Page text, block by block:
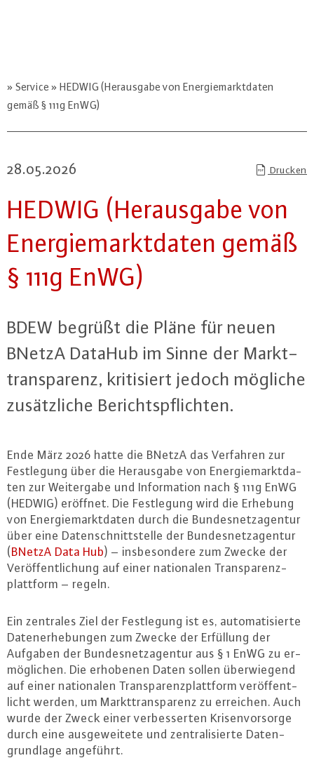
Service
HEDWIG (Herausgabe von Energiemarktdaten
gemäß § 111g EnWG)
28.05.2026 Drucken
HEDWIG (Her­aus­ga­be von
En­er­gie­markt­da­ten gemäß
§ 111g EnWG)
BDEW begrüßt die Pläne für neuen
BNetzA DataHub im Sinne der Markt­
trans­pa­renz, kri­ti­siert jedoch mögliche
zu­sätz­li­che Be­richts­pflich­ten.
Ende März 2026 hatte die BNetzA das Verfahren zur
Fest­le­gung über die Her­aus­ga­be von En­er­gie­markt­da­
ten zur Wei­ter­ga­be und In­for­ma­ti­on nach § 111g EnWG
(HEDWIG) eröffnet. Die Fest­le­gung wird die Erhebung
von En­er­gie­markt­da­ten durch die Bun­des­netz­agen­tur
über eine Da­ten­schnitt­stel­le der Bun­des­netz­agen­tur
(BNetzA Data Hub) – ins­be­son­de­re zum Zwecke der
Ver­öf­fent­li­chung auf einer na­tio­na­len Trans­pa­renz­
platt­form – regeln.
Ein zentrales Ziel der Fest­le­gung ist es, au­to­ma­ti­sier­te
Da­ten­er­he­bun­gen zum Zwecke der Erfüllung der
Aufgaben der Bun­des­netz­agen­tur aus § 1 EnWG zu er­
mög­li­chen. Die erhobenen Daten sollen über­wie­gend
auf einer na­tio­na­len Trans­pa­renz­platt­form ver­öf­fent­
licht werden, um Markt­trans­pa­renz zu erreichen. Auch
wurde der Zweck einer ver­bes­ser­ten Kri­sen­vor­sor­ge
durch eine aus­ge­wei­te­te und zen­tra­li­sier­te Da­ten­
grund­la­ge angeführt.